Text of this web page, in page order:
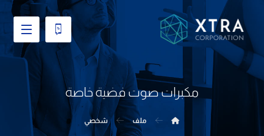
مكبرات صوت فضية خاصة
ملف شخصي